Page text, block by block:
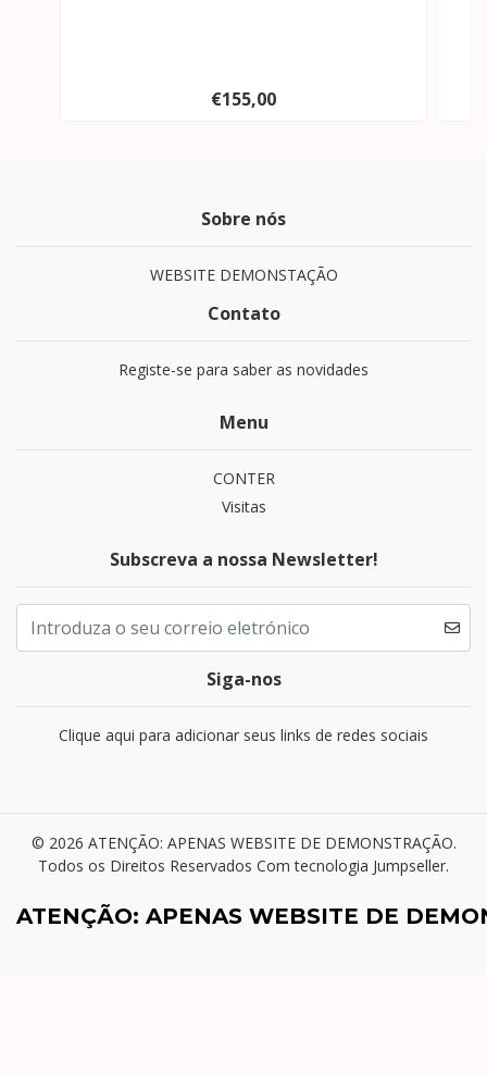
€155,00
Sobre nós
WEBSITE DEMONSTAÇÃO
Contato
Registe-se para saber as novidades
Menu
CONTER
Visitas
Subscreva a nossa Newsletter!
Siga-nos
Clique aqui para adicionar seus links de redes sociais
© 2026 ATENÇÃO: APENAS WEBSITE DE DEMONSTRAÇÃO.
Todos os Direitos Reservados Com tecnologia Jumpseller.
ATENÇÃO: APENAS WEBSITE DE